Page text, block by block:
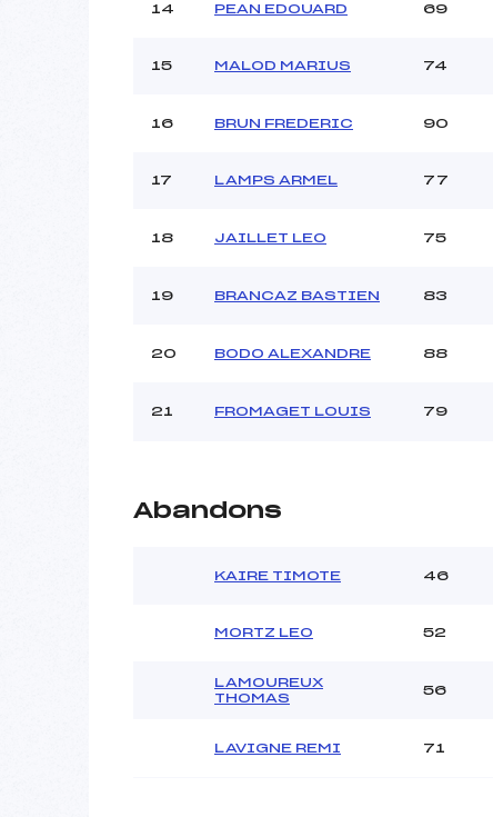
14 PEAN EDOUARD 69
15 MALOD MARIUS 74
16 BRUN FREDERIC 90
17 LAMPS ARMEL 77
18 JAILLET LEO 75
19 BRANCAZ BASTIEN 83
20 BODO ALEXANDRE 88
21 FROMAGET LOUIS 79
Abandons
KAIRE TIMOTE 46
MORTZ LEO 52
LAMOUREUX
THOMAS
56
LAVIGNE REMI 71